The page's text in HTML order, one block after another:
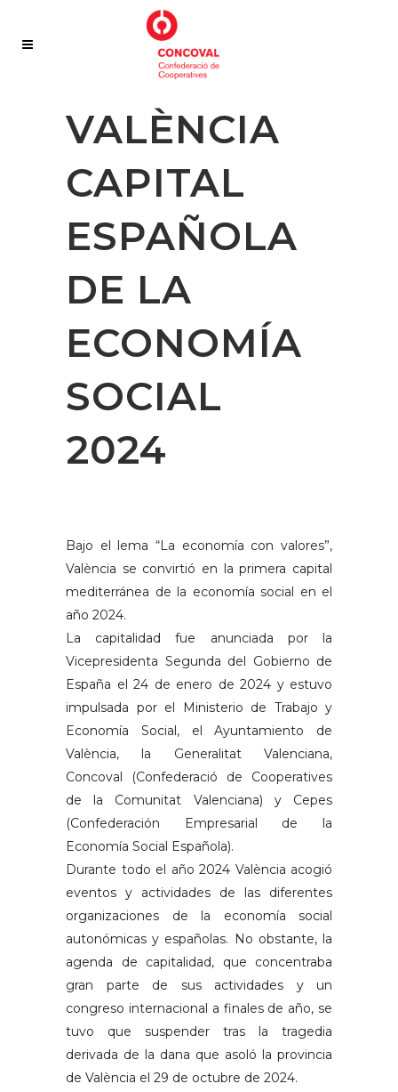
VALÈNCIA
CAPITAL
ESPAÑOLA
DE LA
ECONOMÍA
SOCIAL
2024
Bajo el lema “La economía con valores”,
València se convirtió en la primera capital
mediterránea de la economía social en el
año 2024.
La capitalidad fue anunciada por la
Vicepresidenta Segunda del Gobierno de
España el 24 de enero de 2024 y estuvo
impulsada por el Ministerio de Trabajo y
Economía Social, el Ayuntamiento de
València, la Generalitat Valenciana,
Concoval (Confederació de Cooperatives
de la Comunitat Valenciana) y Cepes
(Confederación Empresarial de la
Economía Social Española).
Durante todo el año 2024 València acogió
eventos y actividades de las diferentes
organizaciones de la economía social
autonómicas y españolas. No obstante, la
agenda de capitalidad, que concentraba
gran parte de sus actividades y un
congreso internacional a finales de año, se
tuvo que suspender tras la tragedia
derivada de la dana que asoló la provincia
de València el 29 de octubre de 2024.